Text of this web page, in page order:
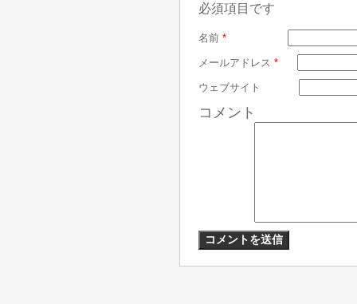
必須項目です
名前 *
メールアドレス *
ウェブサイト
コメント